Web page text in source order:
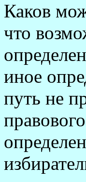
Каков
что
иное
путь не